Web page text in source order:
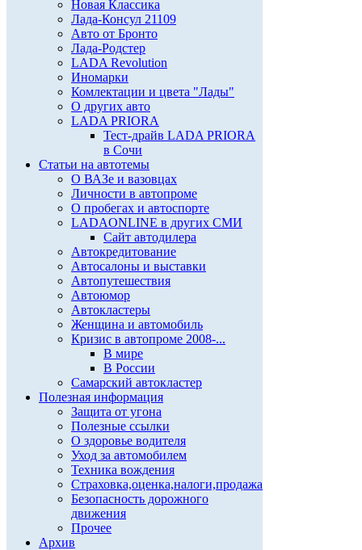
Новая Классика
Лада-Консул 21109
Авто от Бронто
Лада-Родстер
LADA Revolution
Иномарки
Комлектации и цвета "Лады"
О других авто
LADA PRIORA
Тест-драйв LADA PRIORA
в Сочи
Статьи на автотемы
О ВАЗе и вазовцах
Личности в автопроме
О пробегах и автоспорте
LADAONLINE в других СМИ
Сайт автодилера
Автокредитование
Автосалоны и выставки
Автопутешествия
Автоюмор
Автокластеры
Женщина и автомобиль
Кризис в автопроме 2008-...
В мире
В России
Самарский автокластер
Полезная информация
Защита от угона
Полезные ссылки
О здоровье водителя
Уход за автомобилем
Техника вождения
Страховка,оценка,налоги,продажа
Безопасность дорожного
движения
Прочее
Архив